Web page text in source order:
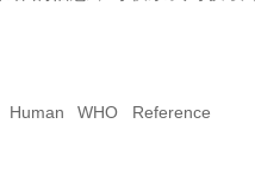
WHO Reference